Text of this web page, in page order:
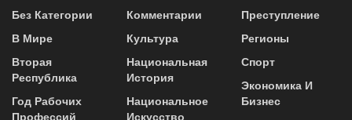
Без Категории
В Мире
Вторая
Республика
Год Рабочих
Профессий
Комментарии
Культура
Национальная
История
Национальное
Искусство
Преступление
Регионы
Спорт
Экономика И
Бизнес